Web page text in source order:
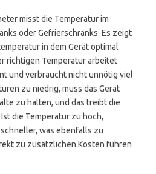
misst die Temperatur im
oder Gefrierschranks. Es zeigt
in dem Gerät optimal
richtigen Temperatur arbeitet
und verbraucht nicht unnötig viel
zu niedrig, muss das Gerät
zu halten, und das treibt die
die Temperatur zu hoch,
was ebenfalls zu
zu zusätzlichen Kosten führen